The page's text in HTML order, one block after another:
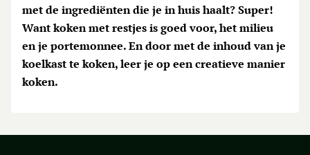
met de ingrediënten die je in huis haalt? Super!
Want koken met restjes is goed voor, het milieu
en je portemonnee. En door met de inhoud van je
koelkast te koken, leer je op een creatieve manier
koken.